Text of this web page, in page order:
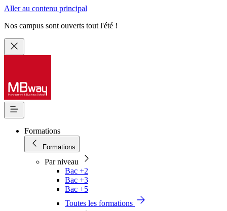
Aller au contenu principal
Nos campus sont ouverts tout l'été !
Formations
Formations
Par niveau
Bac +2
Bac +3
Bac +5
Toutes les formations